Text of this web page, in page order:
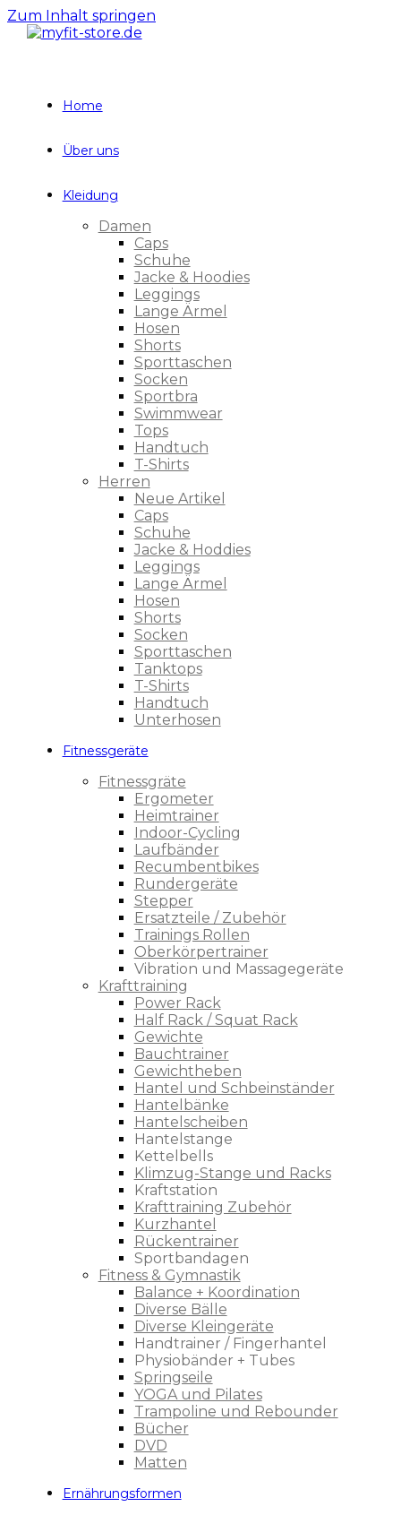
Zum Inhalt springen
Home
Über uns
Kleidung
Damen
Caps
Schuhe
Jacke & Hoodies
Leggings
Lange Ärmel
Hosen
Shorts
Sporttaschen
Socken
Sportbra
Swimmwear
Tops
Handtuch
T-Shirts
Herren
Neue Artikel
Caps
Schuhe
Jacke & Hoddies
Leggings
Lange Ärmel
Hosen
Shorts
Socken
Sporttaschen
Tanktops
T-Shirts
Handtuch
Unterhosen
Fitnessgeräte
Fitnessgräte
Ergometer
Heimtrainer
Indoor-Cycling
Laufbänder
Recumbentbikes
Rundergeräte
Stepper
Ersatzteile / Zubehör
Trainings Rollen
Oberkörpertrainer
Vibration und Massagegeräte
Krafttraining
Power Rack
Half Rack / Squat Rack
Gewichte
Bauchtrainer
Gewichtheben
Hantel und Schbeinständer
Hantelbänke
Hantelscheiben
Hantelstange
Kettelbells
Klimzug-Stange und Racks
Kraftstation
Krafttraining Zubehör
Kurzhantel
Rückentrainer
Sportbandagen
Fitness & Gymnastik
Balance + Koordination
Diverse Bälle
Diverse Kleingeräte
Handtrainer / Fingerhantel
Physiobänder + Tubes
Springseile
YOGA und Pilates
Trampoline und Rebounder
Bücher
DVD
Matten
Ernährungsformen